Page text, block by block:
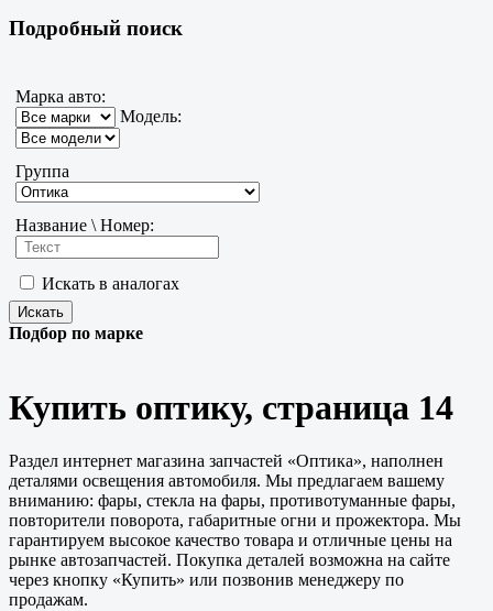
Подробный поиск
Марка авто:
Модель:
Группа
Название \ Номер:
Искать в аналогах
Подбор по марке
Купить оптику, страница 14
Раздел интернет магазина запчастей «Оптика», наполнен
деталями освещения автомобиля. Мы предлагаем вашему
вниманию: фары, стекла на фары, противотуманные фары,
повторители поворота, габаритные огни и прожектора. Мы
гарантируем высокое качество товара и отличные цены на
рынке автозапчастей. Покупка деталей возможна на сайте
через кнопку «Купить» или позвонив менеджеру по
продажам.